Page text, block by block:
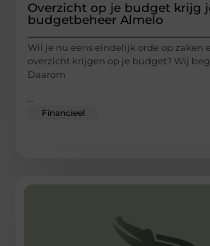
Overzicht op je budget krijg
budgetbeheer Almelo
Wil je nu eens eindelijk orde op zaken
overzicht krijgen op je budget? Wij
Daarom
Financieel